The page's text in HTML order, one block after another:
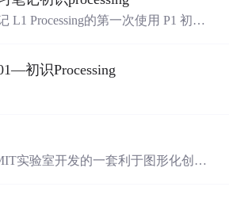
用 P1 初识
表达数字创意。 也有人说Processi
软件 首先一起来看一下Processing
初识Processing
实验室开发的一套利于图形化创作